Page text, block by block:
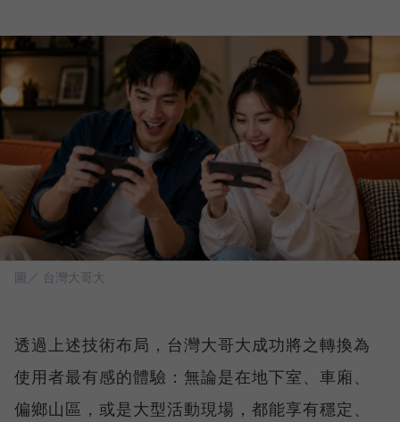
圖／ 台灣大哥大
透過上述技術布局，台灣大哥大成功將之轉換為
使用者最有感的體驗：無論是在地下室、車廂、
偏鄉山區，或是大型活動現場，都能享有穩定、